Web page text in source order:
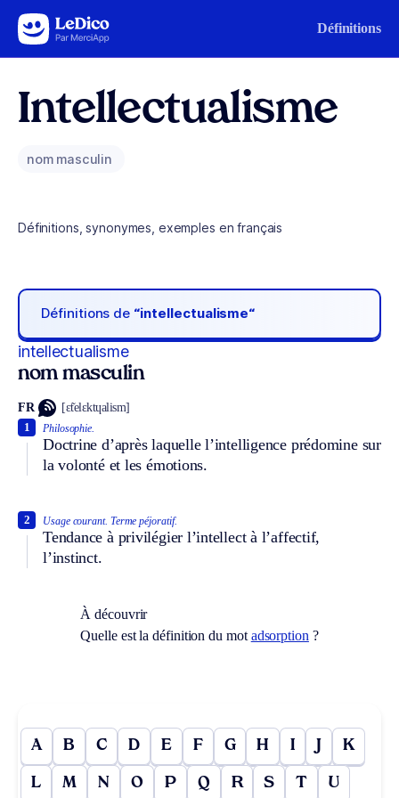
Aller au contenu Définitions
Intellectualisme
nom masculin
Définitions, synonymes, exemples en français
Définitions de “intellectualisme“
intellectualisme
nom masculin
FR [ɛ̃telɛktɥalism]
Philosophie.
Doctrine d’après laquelle l’intelligence prédomine sur
la volonté et les émotions.
1
Usage courant. Terme péjoratif.
Tendance à privilégier l’intellect à l’affectif,
l’instinct.
2
À découvrir
Quelle est la définition du mot adsorption ?
A B C D E F G H I J K
L M N O P Q R S T U